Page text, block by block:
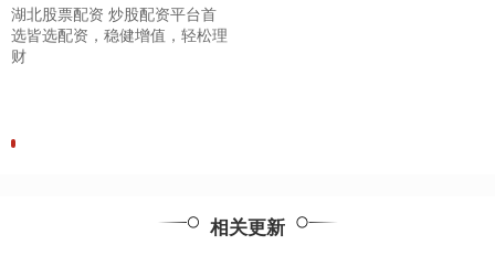
湖北股票配资 炒股配资平台首
选皆选配资，稳健增值，轻松理
财
相关更新